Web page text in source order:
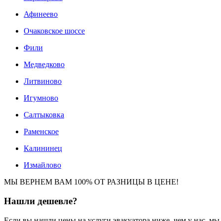
Афинеево
Очаковское шоссе
Фили
Медведково
Литвиново
Игумново
Салтыковка
Раменское
Калининец
Измайлово
МЫ ВЕРНЕМ ВАМ 100% ОТ РАЗНИЦЫ В ЦЕНЕ!
Нашли дешевле?